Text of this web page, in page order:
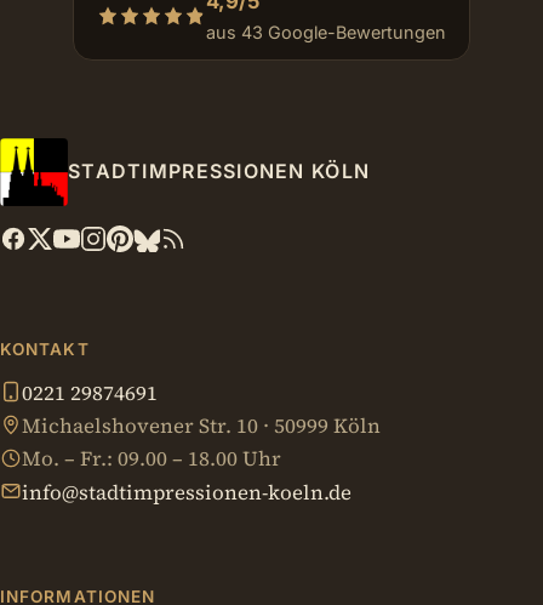
aus 43 Google-Bewertungen
STADTIMPRESSIONEN KÖLN
KONTAKT
0221 29874691
Michaelshovener Str. 10 · 50999 Köln
Mo. – Fr.: 09.00 – 18.00 Uhr
info@stadtimpressionen-koeln.de
INFORMATIONEN